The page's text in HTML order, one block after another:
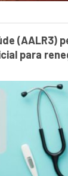
(AALR3)
para